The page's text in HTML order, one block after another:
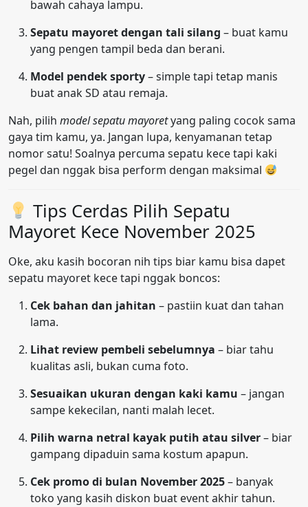
bawah cahaya lampu.
Sepatu mayoret dengan tali silang – buat kamu
yang pengen tampil beda dan berani.
Model pendek sporty– simple tapi tetap manis
buat anak SD atau remaja.
Nah, pilih model sepatu mayoretyang paling cocok sama
gaya tim kamu, ya. Jangan lupa, kenyamanan tetap
nomor satu! Soalnya percuma sepatu kece tapi kaki
pegel dan nggak bisa perform dengan maksimal
Tips Cerdas Pilih Sepatu
Mayoret Kece November 2025
Oke, aku kasih bocoran nih tips biar kamu bisa dapet
sepatu mayoret kece tapi nggak boncos:
Cek bahan dan jahitan – pastiin kuat dan tahan
lama.
Lihat review pembeli sebelumnya – biar tahu
kualitas asli, bukan cuma foto.
Sesuaikan ukuran dengan kaki kamu – jangan
sampe kekecilan, nanti malah lecet.
Pilih warna netral kayak putih atau silver– biar
gampang dipaduin sama kostum apapun.
Cek promo di bulan November 2025– banyak
toko yang kasih diskon buat event akhir tahun.